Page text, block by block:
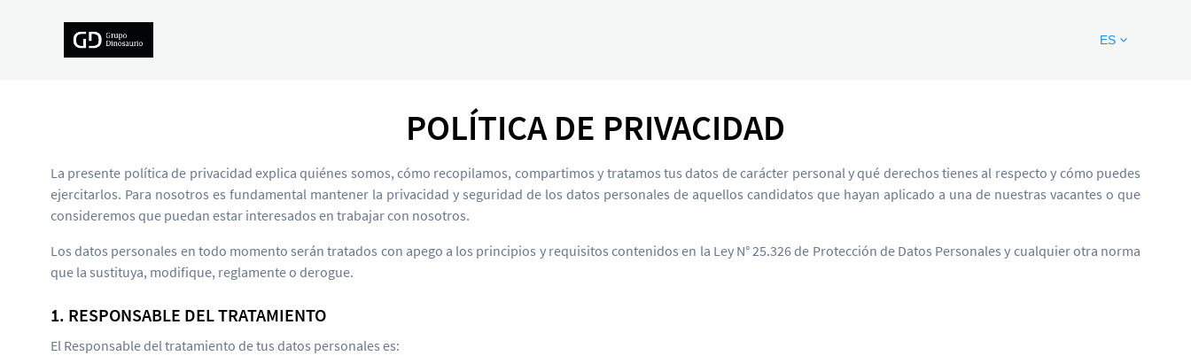
ES
POLÍTICA DE PRIVACIDAD
La presente política de privacidad explica quiénes somos, cómo recopilamos, compartimos y tratamos tus datos de carácter personal y qué derechos tienes al respecto y cómo puedes
ejercitarlos. Para nosotros es fundamental mantener la privacidad y seguridad de los datos personales de aquellos candidatos que hayan aplicado a una de nuestras vacantes o que
consideremos que puedan estar interesados en trabajar con nosotros.
Los datos personales en todo momento serán tratados con apego a los principios y requisitos contenidos en la Ley N° 25.326 de Protección de Datos Personales y cualquier otra norma
que la sustituya, modifique, reglamente o derogue.
1. RESPONSABLE DEL TRATAMIENTO
El Responsable del tratamiento de tus datos personales es: